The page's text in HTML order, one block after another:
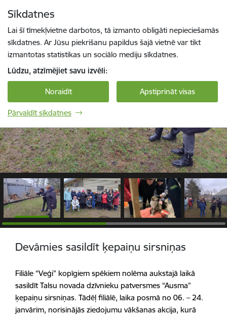
Sīkdatnes
Lai šī tīmekļvietne darbotos, tā izmanto obligāti nepieciešamās
sīkdatnes. Ar Jūsu piekrišanu papildus šajā vietnē var tikt
izmantotas statistikas un sociālo mediju sīkdatnes.
Lūdzu, atzīmējiet savu izvēli:
Noraidīt Apstiprināt visas
Pārvaldīt sīkdatnes
1 / 8
Devāmies sasildīt ķepaiņu sirsniņas
Filiāle “Veģi” kopīgiem spēkiem nolēma aukstajā laikā
sasildīt Talsu novada dzīvnieku patversmes “Ausma”
ķepaiņu sirsniņas. Tādēļ filiālē, laika posmā no 06. – 24.
janvārim, norisinājās ziedojumu vākšanas akcija, kurā